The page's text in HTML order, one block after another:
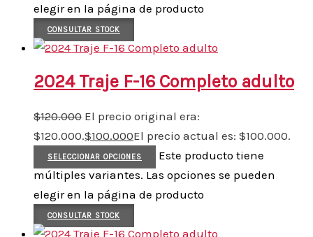
elegir en la página de producto
CONSULTAR STOCK
2024 Traje F-16 Completo adulto
$120.000 El precio original era:
$120.000.$100.000El precio actual es: $100.000.
SELECCIONAR OPCIONES
Este producto tiene
múltiples variantes. Las opciones se pueden
elegir en la página de producto
CONSULTAR STOCK